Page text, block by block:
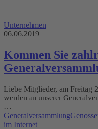
Unternehmen
06.06.2019
Kommen Sie
Liebe Mitglieder, am Freitag
werden an unserer
…
Generalversammlung
im Internet